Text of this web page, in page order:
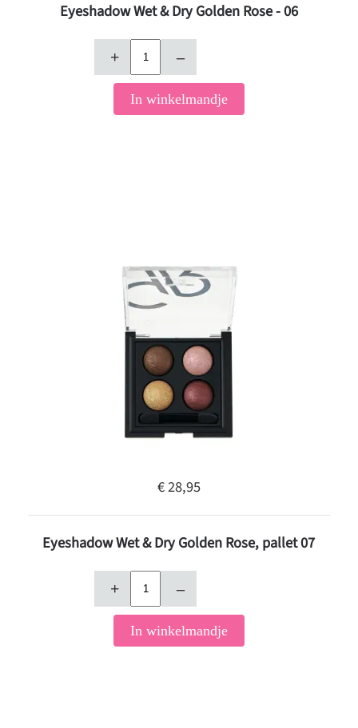
Eyeshadow Wet & Dry Golden Rose - 06
+ –
In winkelmandje
€ 28,95
Eyeshadow Wet & Dry Golden Rose, pallet 07
+ –
In winkelmandje